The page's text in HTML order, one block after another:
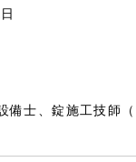
士、錠施工技師